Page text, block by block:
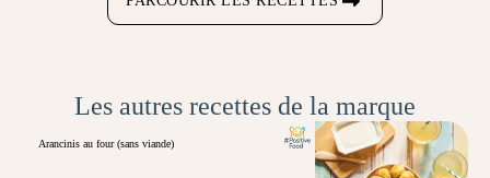
Les autres recettes de la marque
Arancinis au four (sans viande)